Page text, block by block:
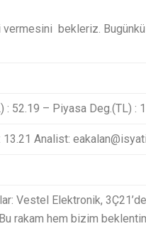
bekleriz. Bugünkü
52.19 – Piyasa Deg.(TL) :
Analist:
Vestel Elektronik,
rakam hem bizim